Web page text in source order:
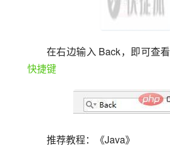
在右边输入 Back，即可查看
快捷键
推荐教程：《Java》